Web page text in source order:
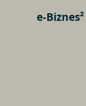
e-Biznes²